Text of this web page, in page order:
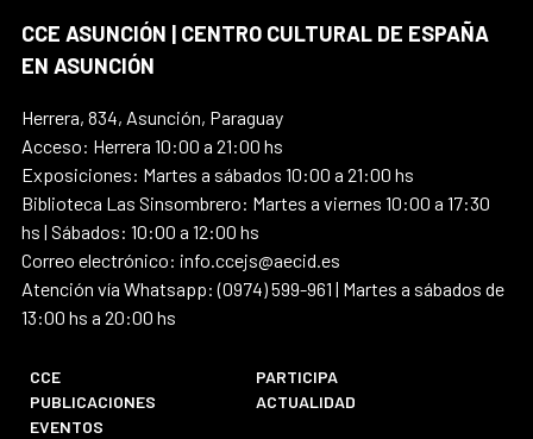
CCE ASUNCIÓN | CENTRO CULTURAL DE ESPAÑA
EN ASUNCIÓN
Herrera, 834, Asunción, Paraguay
Acceso: Herrera 10:00 a 21:00 hs
Exposiciones: Martes a sábados 10:00 a 21:00 hs
Biblioteca Las Sinsombrero: Martes a viernes 10:00 a 17:30
hs | Sábados: 10:00 a 12:00 hs
Correo electrónico: info.ccejs@aecid.es
Atención vía Whatsapp: (0974) 599-961 | Martes a sábados de
13:00 hs a 20:00 hs
CCE
PARTICIPA
PUBLICACIONES
ACTUALIDAD
EVENTOS